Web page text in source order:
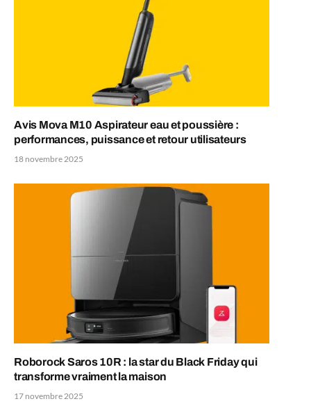
Avis Mova M10 Aspirateur eau et poussière :
performances, puissance et retour utilisateurs
18 novembre 2025
Roborock Saros 10R : la star du Black Friday qui
transforme vraiment la maison
17 novembre 2025